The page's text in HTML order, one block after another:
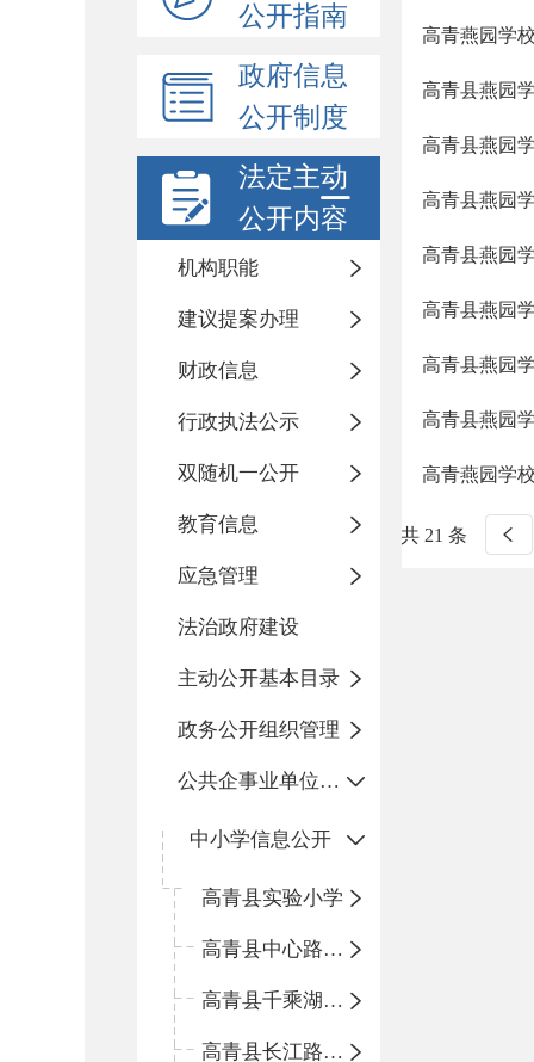
公开指南
政府信息
公开制度
法定主动
公开内容
机构职能
建议提案办理
财政信息
行政执法公示
双随机一公开
教育信息
应急管理
法治政府建设
主动公开基本目录
政务公开组织管理
公共企事业单位信息公开
中小学信息公开
高青县实验小学
高青县中心路小学
高青县千乘湖小学
高青县长江路小学
高青燕园学
高青县燕园
高青县燕园
高青县燕园
高青县燕园
高青县燕园
高青县燕园
高青县燕园
高青燕园学
共 21 条